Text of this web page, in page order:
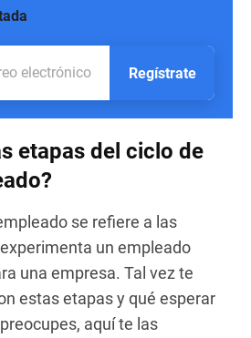
Regístrate
etapas del ciclo de
se refiere a las
un empleado
una empresa. Tal vez te
estas etapas y qué esperar
aquí te las